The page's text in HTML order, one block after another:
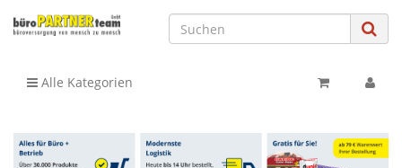
Alle Kategorien